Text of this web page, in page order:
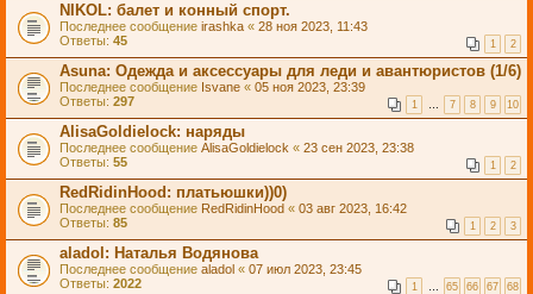
NIKOL: балет и конный спорт.
Последнее сообщение irashka « 28 ноя 2023, 11:43
Ответы: 45 1 2
Asuna: Одежда и аксессуары для леди и авантюристов (1/6)
Последнее сообщение Isvane « 05 ноя 2023, 23:39
Ответы: 297 1 … 7 8 9 10
AlisaGoldielock: наряды
Последнее сообщение AlisaGoldielock « 23 сен 2023, 23:38
Ответы: 55 1 2
RedRidinHood: платьюшки))0)
Последнее сообщение RedRidinHood « 03 авг 2023, 16:42
Ответы: 85 1 2 3
aladol: Наталья Водянова
Последнее сообщение aladol « 07 июл 2023, 23:45
Ответы: 2022 1 … 65 66 67 68